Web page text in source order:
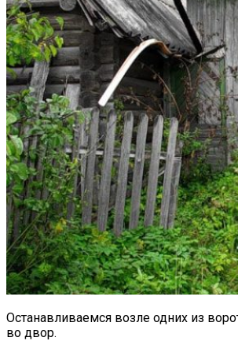
Останавливаемся возле одних из
во двор.